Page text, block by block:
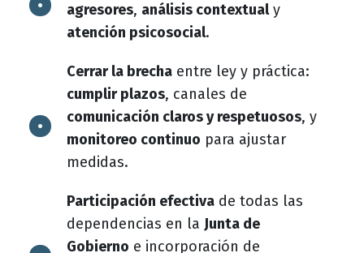
agresores, análisis contextualy
atención psicosocial.
Cerrar la brecha entre ley y práctica:
cumplir plazos, canales de
comunicación claros y respetuosos, y
monitoreo continuo para ajustar
medidas.
Participación efectiva de todas las
dependencias en la Junta de
Gobierno e incorporación de